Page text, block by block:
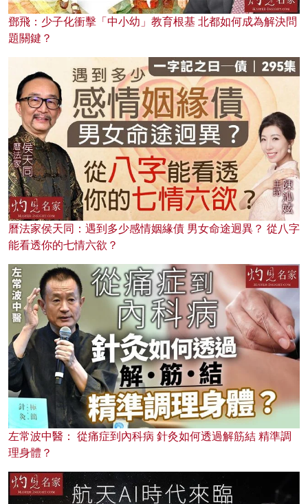
鄧飛：少子化衝擊「中小幼」教育根基 北都如何成為解決問
題關鍵？
曆法家侯天同：遇到多少感情姻緣債 男女命途迥異？ 從八字
能看透你的七情六欲？
左常波中醫： 從痛症到內科病 針灸如何透過解筋結 精準調
理身體？